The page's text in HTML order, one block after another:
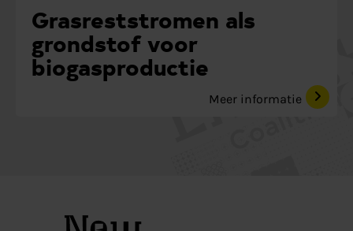
Grasreststromen als
grondstof voor
biogasproductie
Meer informatie